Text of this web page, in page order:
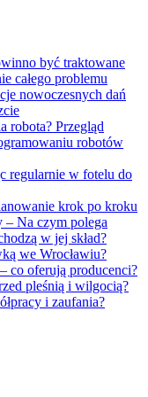
być traktowane
całego problemu
nowoczesnych dań
robota? Przegląd
robotów
regularnie w fotelu do
krok po kroku
– Na czym polega
w jej skład?
we Wrocławiu?
co oferują producenci?
pleśnią i wilgocią?
i zaufania?